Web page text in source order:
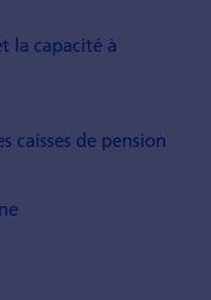
la capacité à
caisses de pension